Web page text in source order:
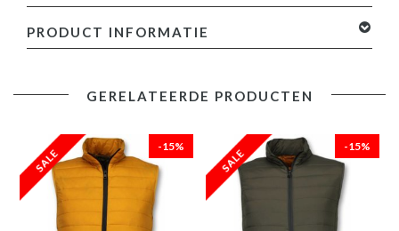
toevoegen
PRODUCT INFORMATIE
- Heren Bodywarmer
- Lengte: Kort
- Pasvorm: Slim Fit
- Patroon: Blanco
- Sluiting: Rits
GERELATEERDE PRODUCTEN
-15% -15%